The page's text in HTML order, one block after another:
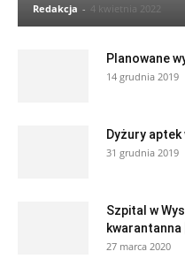
Redakcja - 4 kwietnia 2022
Planowane
14 grudnia 2019
Dyżury aptek
31 grudnia 2019
Szpital w
kwarantanna
27 marca 2020